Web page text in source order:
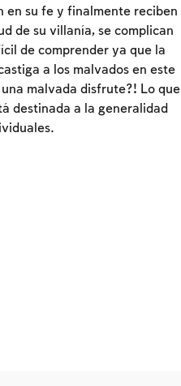
en su fe y finalmente reciben
de su villanía, se complican
de comprender ya que la
a los malvados en este
malvada disfrute?! Lo que
destinada a la generalidad